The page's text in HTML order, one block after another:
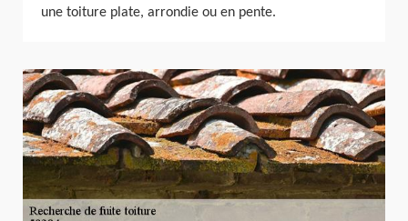
une toiture plate, arrondie ou en pente.